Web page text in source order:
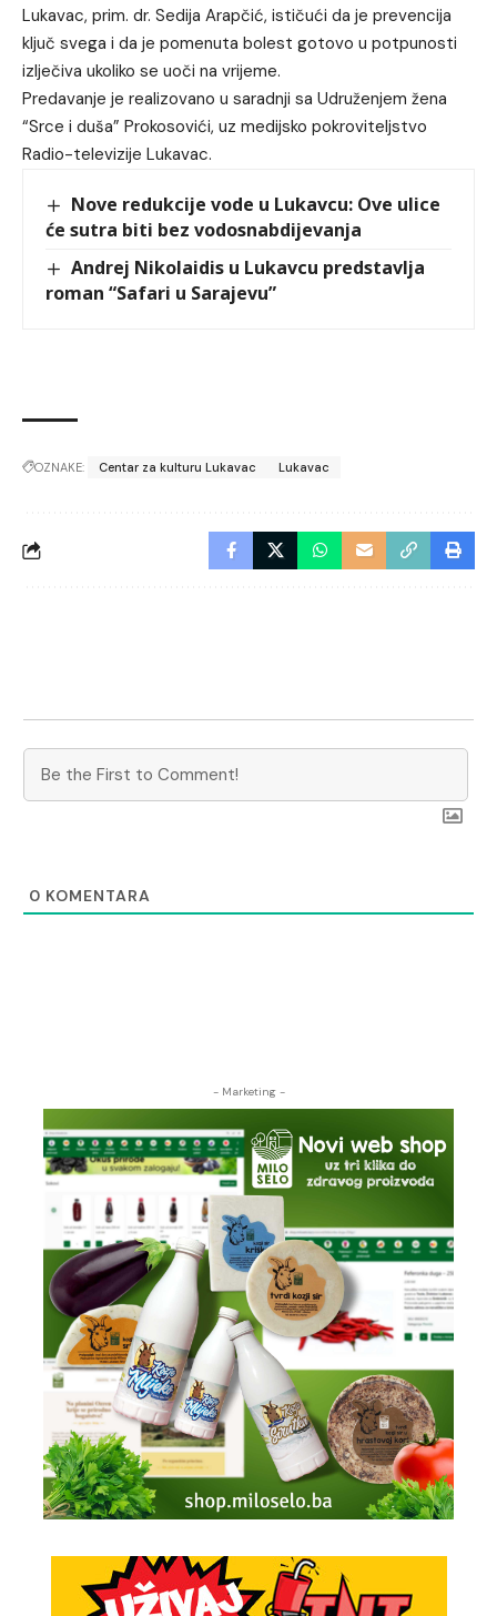
Lukavac, prim. dr. Sedija Arapčić, ističući da je prevencija
ključ svega i da je pomenuta bolest gotovo u potpunosti
izlječiva ukoliko se uoči na vrijeme.
Predavanje je realizovano u saradnji sa Udruženjem žena
“Srce i duša” Prokosovići, uz medijsko pokroviteljstvo
Radio-televizije Lukavac.
Nove redukcije vode u Lukavcu: Ove ulice
će sutra biti bez vodosnabdijevanja
Andrej Nikolaidis u Lukavcu predstavlja
roman “Safari u Sarajevu”
OZNAKE: Centar za kulturu Lukavac Lukavac
0 KOMENTARA
- Marketing -